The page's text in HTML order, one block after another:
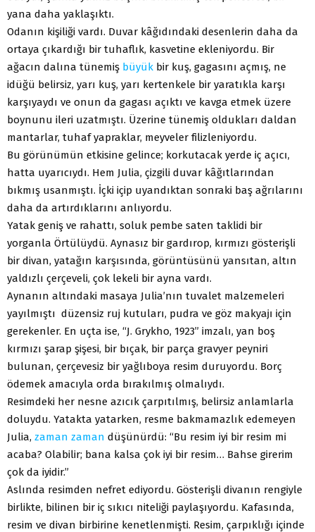
yana daha yaklaşıktı.
Odanın kişiliği vardı. Duvar kâğıdındaki desenlerin daha da
ortaya çıkardığı bir tuhaflık, kasvetine ekleniyordu. Bir
ağacın dalına tünemiş büyük bir kuş, gagasını açmış, ne
idüğü belirsiz, yarı kuş, yarı kertenkele bir yaratıkla karşı
karşıyaydı ve onun da gagası açıktı ve kavga etmek üzere
boynunu ileri uzatmıştı. Üzerine tünemiş oldukları daldan
mantarlar, tuhaf yapraklar, meyveler filizleniyordu.
Bu görünümün etkisine gelince; korkutacak yerde iç açıcı,
hatta uyarıcıydı. Hem Julia, çizgili duvar kâğıtlarından
bıkmış usanmıştı. İçki içip uyandıktan sonraki baş ağrılarını
daha da artırdıklarını anlıyordu.
Yatak geniş ve rahattı, soluk pembe saten taklidi bir
yorganla Örtülüydü. Aynasız bir gardırop, kırmızı gösterişli
bir divan, yatağın karşısında, görüntüsünü yansıtan, altın
yaldızlı çerçeveli, çok lekeli bir ayna vardı.
Aynanın altındaki masaya Julia’nın tuvalet malzemeleri
yayılmıştı düzensiz ruj kutuları, pudra ve göz makyajı için
gerekenler. En uçta ise, “J. Grykho, 1923” imzalı, yan boş
kırmızı şarap şişesi, bir bıçak, bir parça gravyer peyniri
bulunan, çerçevesiz bir yağlıboya resim duruyordu. Borç
ödemek amacıyla orda bırakılmış olmalıydı.
Resimdeki her nesne azıcık çarpıtılmış, belirsiz anlamlarla
doluydu. Yatakta yatarken, resme bakmamazlık edemeyen
Julia, zaman zaman düşünürdü: “Bu resim iyi bir resim mi
acaba? Olabilir; bana kalsa çok iyi bir resim… Bahse girerim
çok da iyidir.”
Aslında resimden nefret ediyordu. Gösterişli divanın rengiyle
birlikte, bilinen bir iç sıkıcı niteliği paylaşıyordu. Kafasında,
resim ve divan birbirine kenetlenmişti. Resim, çarpıklığı içinde